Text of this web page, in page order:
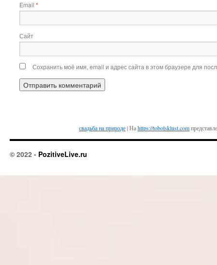
Email *
Сайт
Сохранить моё имя, email и адрес сайта в этом браузере для
свадьба на природе| Наhttps://tobolsklust.com
© 2022 - PozitiveLive.ru